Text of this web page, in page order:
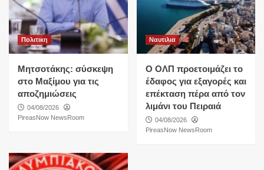
Πολιτικη
Μητσοτάκης: σύσκεψη
στο Μαξίμου για τις
αποζημιώσεις
04/08/2026
PireasNow NewsRoom
Ναυτιλια
O ΟΛΠ προετοιμάζει το
έδαφος για εξαγορές και
επέκταση πέρα από τον
λιμάνι του Πειραιά
04/08/2026
PireasNow NewsRoom